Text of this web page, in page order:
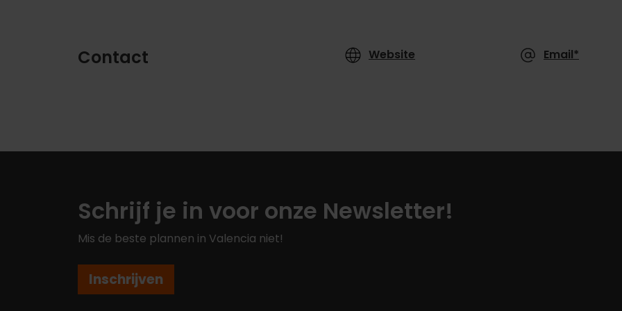
Contact Website Email*
Schrijf je in voor onze Newsletter!
Mis de beste plannen in Valencia niet!
Inschrijven